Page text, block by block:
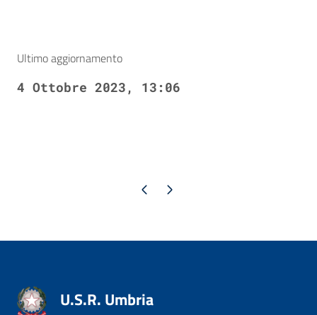
Ultimo aggiornamento
4 Ottobre 2023, 13:06
Pagina precedente
Pagina successiva
U.S.R. Umbria